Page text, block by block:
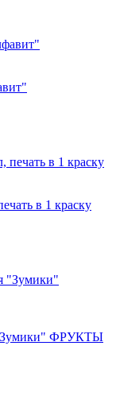
в 1 краску
"Зумики" ФРУКТЫ